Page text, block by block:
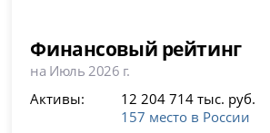
Финансовый рейтинг
на Июль 2026 г.
Активы:
12 204 714 тыс. руб.
157 место в России